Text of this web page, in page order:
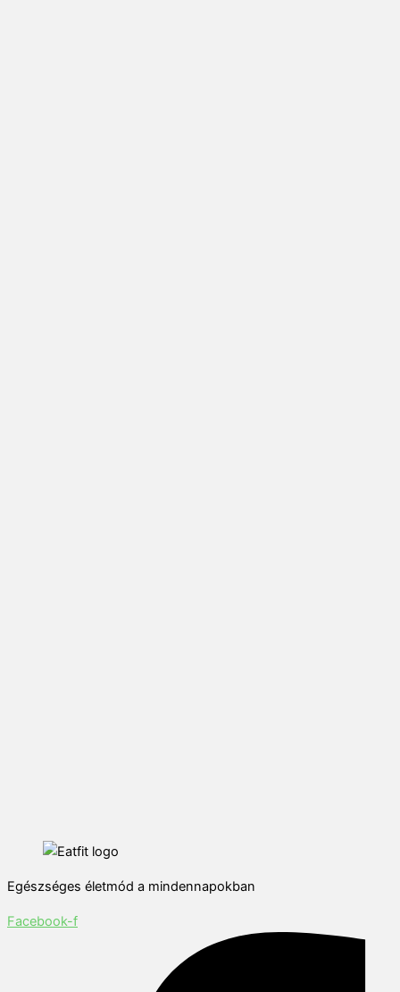
Egészséges életmód a mindennapokban
Facebook-f